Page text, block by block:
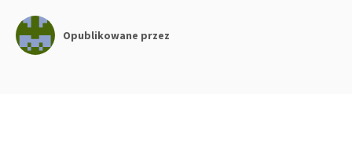
Opublikowane przez